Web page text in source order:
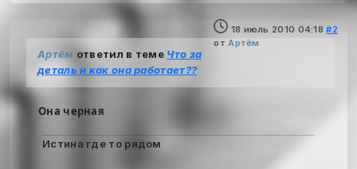
18 июль 2010 04:18 #2
от Артём
Артём ответил в теме Что за
деталь и как она работает??
Она черная
Истина где то рядом